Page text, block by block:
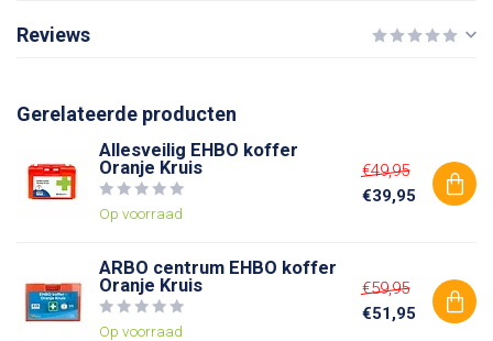
Reviews
Gerelateerde producten
Allesveilig EHBO koffer
Oranje Kruis
Op voorraad
€49,95
€39,95
ARBO centrum EHBO koffer
Oranje Kruis
Op voorraad
€59,95
€51,95